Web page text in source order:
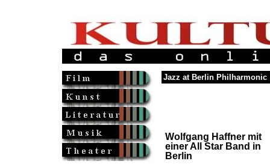
Jazz at Berlin Philharmonic
Wolfgang Haffner mit
einer All Star Band in
Berlin